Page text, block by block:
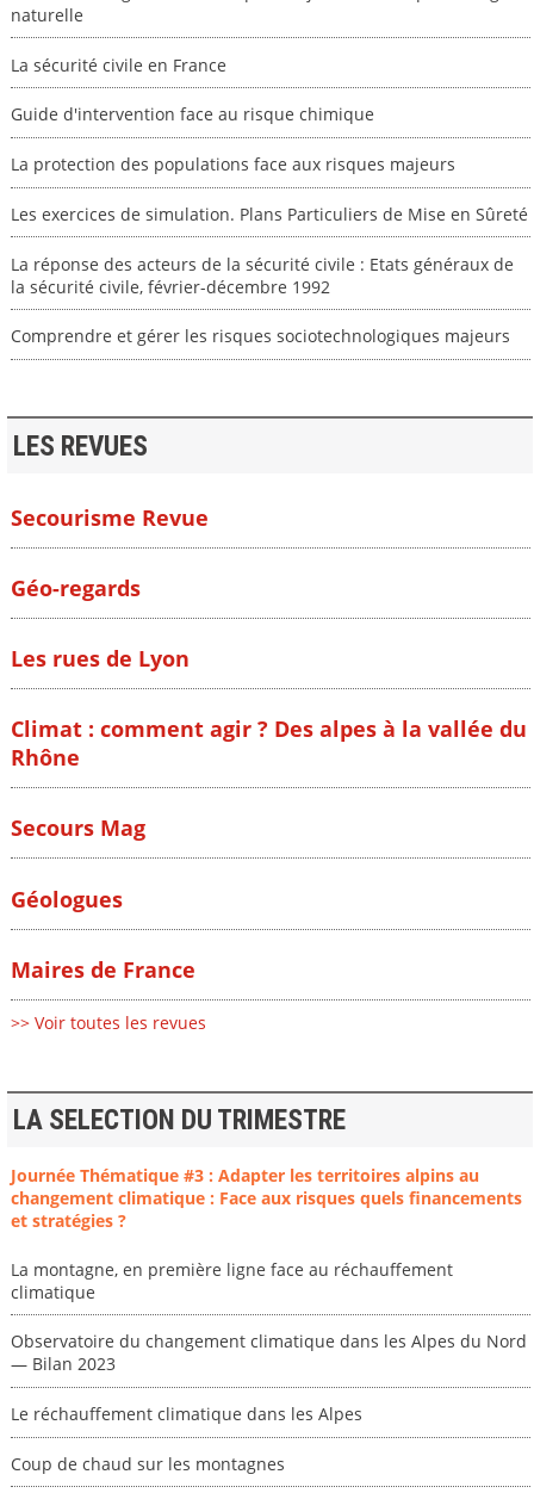
naturelle
La sécurité civile en France
Guide d'intervention face au risque chimique
La protection des populations face aux risques majeurs
Les exercices de simulation. Plans Particuliers de Mise en Sûreté
La réponse des acteurs de la sécurité civile : Etats généraux de
la sécurité civile, février-décembre 1992
Comprendre et gérer les risques sociotechnologiques majeurs
LES REVUES
Secourisme Revue
Géo-regards
Les rues de Lyon
Climat : comment agir ? Des alpes à la vallée du
Rhône
Secours Mag
Géologues
Maires de France
>> Voir toutes les revues
LA SELECTION DU TRIMESTRE
Journée Thématique #3 : Adapter les territoires alpins au
changement climatique : Face aux risques quels financements
et stratégies ?
La montagne, en première ligne face au réchauffement
climatique
Observatoire du changement climatique dans les Alpes du Nord
— Bilan 2023
Le réchauffement climatique dans les Alpes
Coup de chaud sur les montagnes